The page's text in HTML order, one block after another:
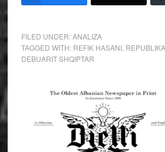
FILED UNDER:ANALIZA
TAGGED WITH: REFIK HASANI,
DEBUARIT SHQIPTAR